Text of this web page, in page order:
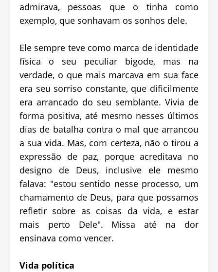
admirava, pessoas que o tinha como
exemplo, que sonhavam os sonhos dele.
Ele sempre teve como marca de identidade
física o seu peculiar bigode, mas na
verdade, o que mais marcava em sua face
era seu sorriso constante, que dificilmente
era arrancado do seu semblante. Vivia de
forma positiva, até mesmo nesses últimos
dias de batalha contra o mal que arrancou
a sua vida. Mas, com certeza, não o tirou a
expressão de paz, porque acreditava no
designo de Deus, inclusive ele mesmo
falava: "estou sentido nesse processo, um
chamamento de Deus, para que possamos
refletir sobre as coisas da vida, e estar
mais perto Dele". Missa até na dor
ensinava como vencer.
Vida política